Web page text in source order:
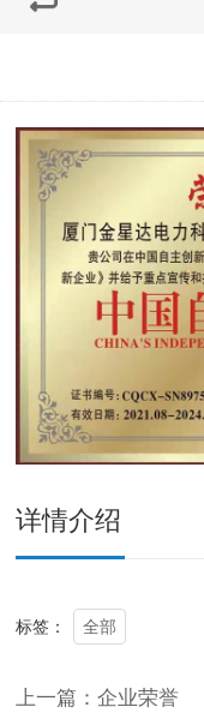
详情介绍
标签： 全部
上一篇：企业荣誉